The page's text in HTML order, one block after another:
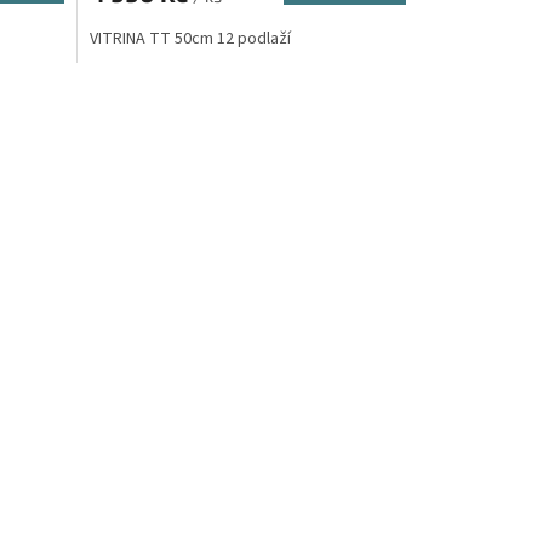
VITRINA TT 50cm 12 podlaží